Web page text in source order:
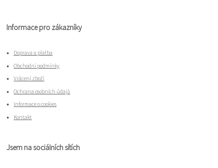
Informace pro zákazníky
Doprava a platba
Obchodní podmínky
Vrácení zboží
Ochrana osobních údajů
Informace o cookies
Kontakt
Jsem na sociálních sítích